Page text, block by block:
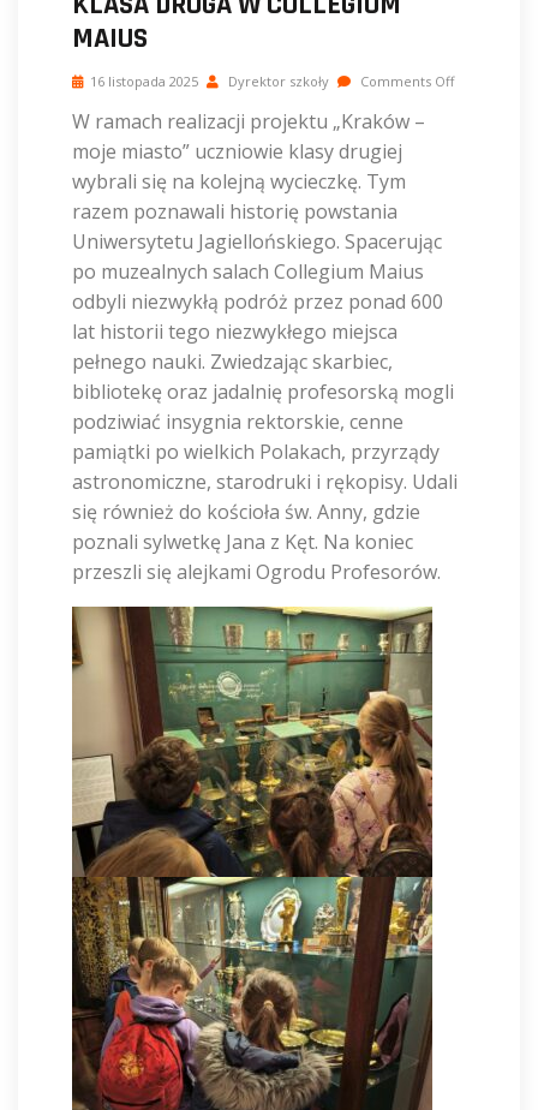
MAIUS
16 listopada 2025 Dyrektor szkoły Comments Off
W ramach realizacji projektu „Kraków –
moje miasto” uczniowie klasy drugiej
wybrali się na kolejną wycieczkę. Tym
razem poznawali historię powstania
Uniwersytetu Jagiellońskiego. Spacerując
po muzealnych salach Collegium Maius
odbyli niezwykłą podróż przez ponad 600
lat historii tego niezwykłego miejsca
pełnego nauki. Zwiedzając skarbiec,
bibliotekę oraz jadalnię profesorską mogli
podziwiać insygnia rektorskie, cenne
pamiątki po wielkich Polakach, przyrządy
astronomiczne, starodruki i rękopisy. Udali
się również do kościoła św. Anny, gdzie
poznali sylwetkę Jana z Kęt. Na koniec
przeszli się alejkami Ogrodu Profesorów.